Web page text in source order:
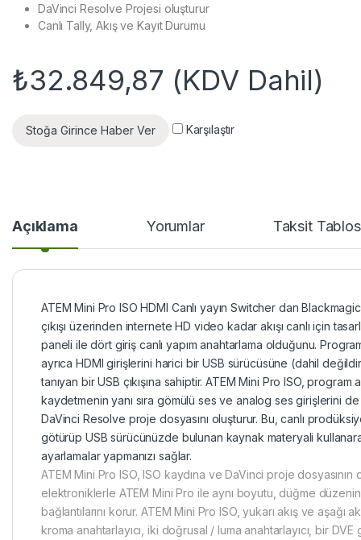
DaVinci Resolve Projesi oluşturur
Canlı Tally, Akış ve Kayıt Durumu
₺32.849,87 (KDV Dahil)
Stoğa Girince Haber Ver Karşılaştır
Açıklama Yorumlar Taksit
ATEM Mini Pro ISO HDMI Canlı yayın Switcher dan
çıkışı üzerinden internete HD video kadar akışı canlı için
paneli ile dört giriş canlı yapım anahtarlama olduğunu.
ayrıca HDMI girişlerini harici bir USB sürücüsüne (dahil
tanıyan bir USB çıkışına sahiptir. ATEM Mini Pro ISO, program
kaydetmenin yanı sıra gömülü ses ve analog ses girişlerini de
DaVinci Resolve proje dosyasını oluşturur. Bu, canlı
götürüp USB sürücünüzde bulunan kaynak materyali
ayarlamalar yapmanızı sağlar.
ATEM Mini Pro ISO, ISO kaydına ve DaVinci proje
elektroniklerle ATEM Mini Pro ile aynı boyutu, düğme
bağlantılarını korur. ATEM Mini Pro ISO, yukarı akış ve aşağı
kroma anahtarlayıcı, iki doğrusal / luma anahtarlayıcı, bir